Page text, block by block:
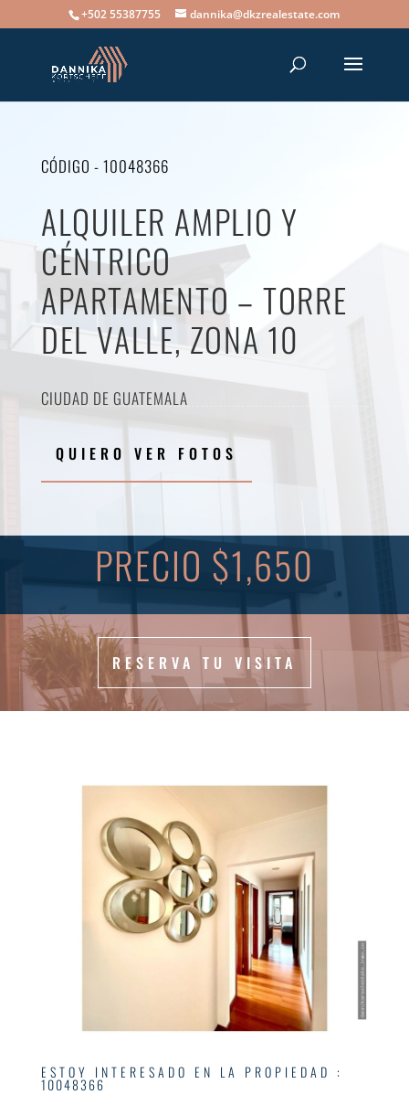
+502 55387755 dannika@dkzrealestate.com
CÓDIGO - 10048366
ALQUILER AMPLIO Y
CÉNTRICO
APARTAMENTO – TORRE
DEL VALLE, ZONA 10
CIUDAD DE GUATEMALA
QUIERO VER FOTOS
PRECIO $1,650
RESERVA TU VISITA
ESTOY INTERESADO EN LA PROPIEDAD :
10048366